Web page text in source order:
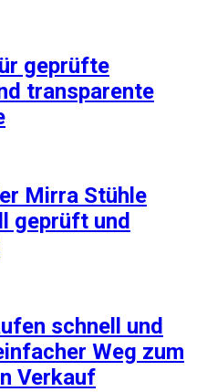
geprüfte
transparente
Mirra Stühle
geprüft und
schnell und
Weg zum
Verkauf